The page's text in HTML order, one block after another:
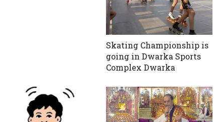
Skating Championship is
going in Dwarka Sports
Complex Dwarka